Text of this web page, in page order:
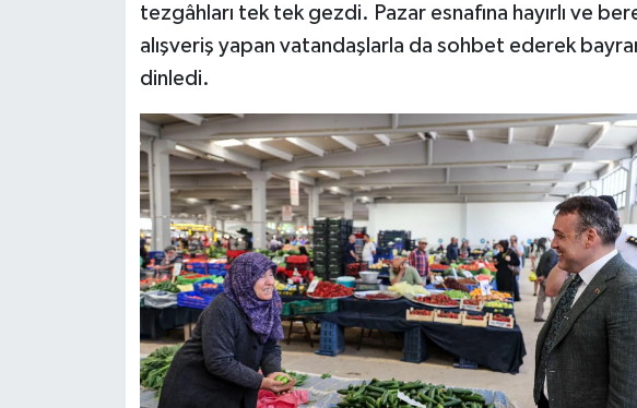
tezgâhları tek tek gezdi. Pazar esnafına hayırlı ve
alışveriş yapan vatandaşlarla da sohbet ederek
dinledi.